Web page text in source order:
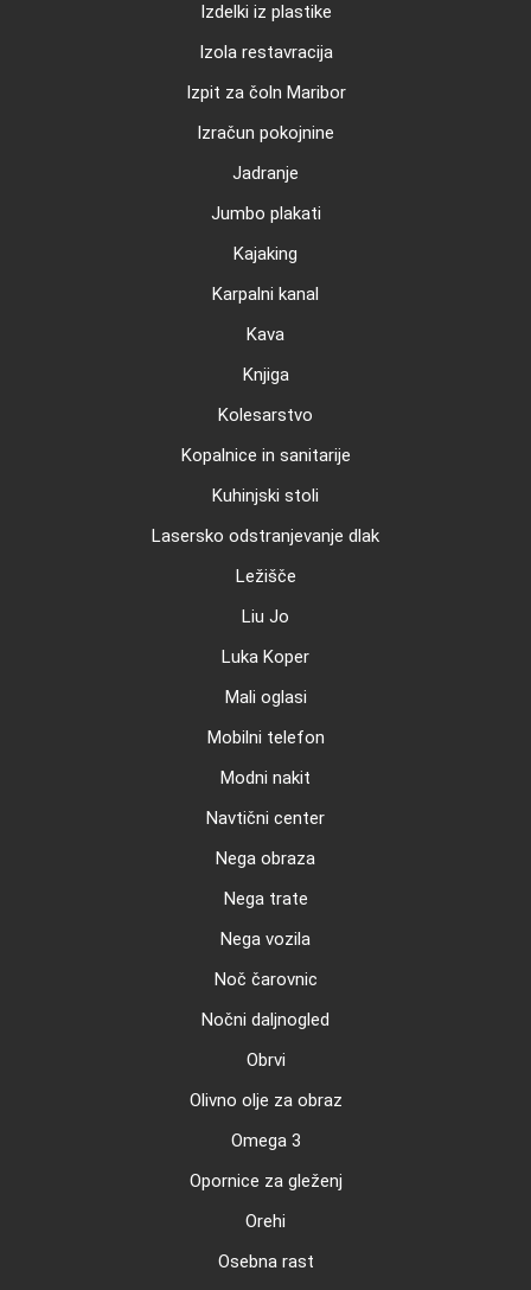
Izdelki iz plastike
Izola restavracija
Izpit za čoln Maribor
Izračun pokojnine
Jadranje
Jumbo plakati
Kajaking
Karpalni kanal
Kava
Knjiga
Kolesarstvo
Kopalnice in sanitarije
Kuhinjski stoli
Lasersko odstranjevanje dlak
Ležišče
Liu Jo
Luka Koper
Mali oglasi
Mobilni telefon
Modni nakit
Navtični center
Nega obraza
Nega trate
Nega vozila
Noč čarovnic
Nočni daljnogled
Obrvi
Olivno olje za obraz
Omega 3
Opornice za gleženj
Orehi
Osebna rast